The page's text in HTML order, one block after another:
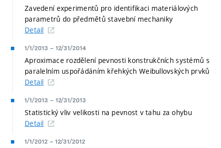
Zavedení experimentů pro identifikaci materiálových
parametrů do předmětů stavební mechaniky
Detail
1/1/2013 – 12/31/2014
Aproximace rozdělení pevnosti konstrukčních systémů s
paralelním uspořádáním křehkých Weibullovských prvků
Detail
1/1/2013 – 12/31/2013
Statistický vliv velikosti na pevnost v tahu za ohybu
Detail
1/1/2012 – 12/31/2012